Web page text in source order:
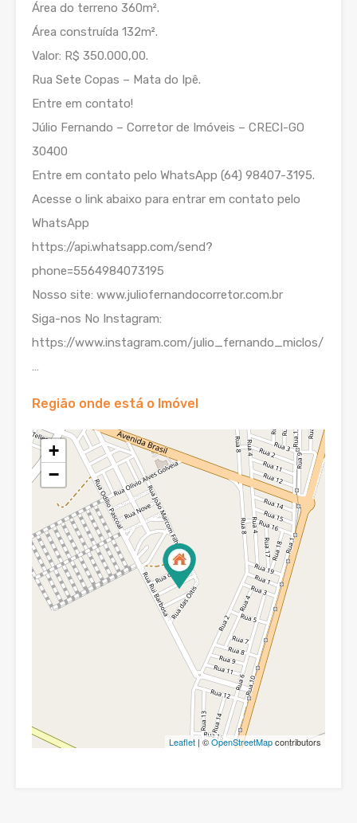
Área do terreno 360m².
Área construída 132m².
Valor: R$ 350.000,00.
Rua Sete Copas – Mata do Ipê.
Entre em contato!
Júlio Fernando – Corretor de Imóveis – CRECI-GO
30400
Entre em contato pelo WhatsApp (64) 98407-3195.
Acesse o link abaixo para entrar em contato pelo
WhatsApp
https://api.whatsapp.com/send?
phone=5564984073195
Nosso site: www.juliofernandocorretor.com.br
Siga-nos No Instagram:
https://www.instagram.com/julio_fernando_miclos/
…
Região onde está o Imóvel
+
−
Leaflet | ©OpenStreetMapcontributors